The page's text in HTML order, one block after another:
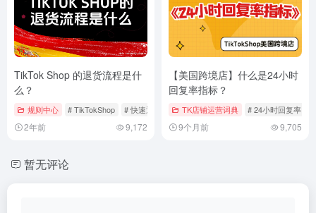
TikTok Shop 的退货流程是什
么？
规则中心 # TikTokShop # 快速退款 # 管理订单
2年前 9,172
【美国跨境店】什么是24小时
回复率指标？
TK店铺运营词典 # 24小时回复率
9个月前 9,705
暂无评论